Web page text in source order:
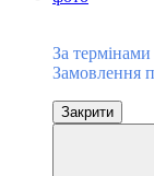
За
Замовлення
Закрити